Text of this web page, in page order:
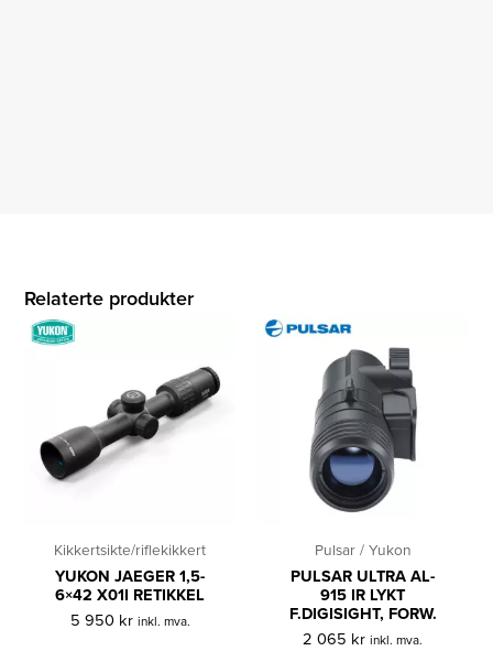
Relaterte produkter
Kikkertsikte/riflekikkert
YUKON JAEGER 1,5-
6×42 X01I RETIKKEL
5 950 kr inkl. mva.
Pulsar / Yukon
PULSAR ULTRA AL-
915 IR LYKT
F.DIGISIGHT, FORW.
2 065 kr inkl. mva.